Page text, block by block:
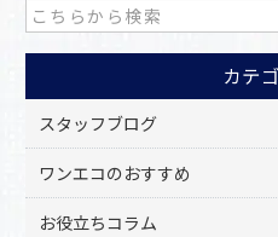
b
o
o
k
カテ
スタッフブログ
ワンエコのおすすめ
お役立ちコラム